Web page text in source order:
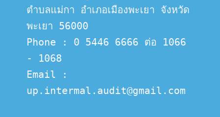
ตำบลแม่กา อำเภอเมืองพะเยา จังหวัด
พะเยา 56000
Phone : 0 5446 6666 ต่อ 1066
- 1068
Email :
up.intermal.audit@gmail.com